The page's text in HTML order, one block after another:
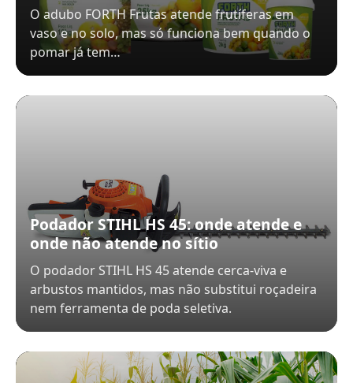
O adubo FORTH Frutas atende frutíferas em
vaso e no solo, mas só funciona bem quando o
pomar já tem…
Podador STIHL HS 45: onde atende e
onde não atende no sítio
O podador STIHL HS 45 atende cerca-viva e
arbustos mantidos, mas não substitui roçadeira
nem ferramenta de poda seletiva.